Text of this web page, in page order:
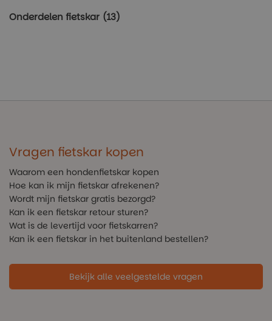
Onderdelen fietskar (13)
Vragen fietskar kopen
Waarom een hondenfietskar kopen
Hoe kan ik mijn fietskar afrekenen?
Wordt mijn fietskar gratis bezorgd?
Kan ik een fietskar retour sturen?
Wat is de levertijd voor fietskarren?
Kan ik een fietskar in het buitenland bestellen?
Bekijk alle veelgestelde vragen